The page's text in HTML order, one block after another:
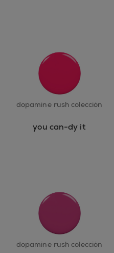
dopamine rush colección
you can-dy it
dopamine rush colección